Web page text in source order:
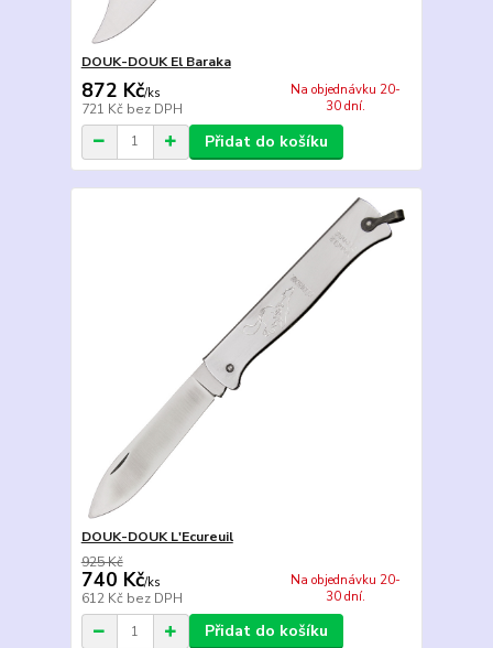
DOUK-DOUK El Baraka
872 Kč/ks
721 Kč bez DPH
Na objednávku 20-
30 dní.
Přidat do košíku
DOUK-DOUK L'Ecureuil
925 Kč
740 Kč/ks
612 Kč bez DPH
Na objednávku 20-
30 dní.
Přidat do košíku